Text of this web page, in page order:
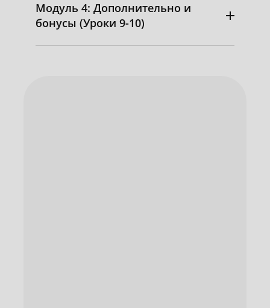
Модуль 4: Дополнительно и
бонусы (Уроки 9-10)